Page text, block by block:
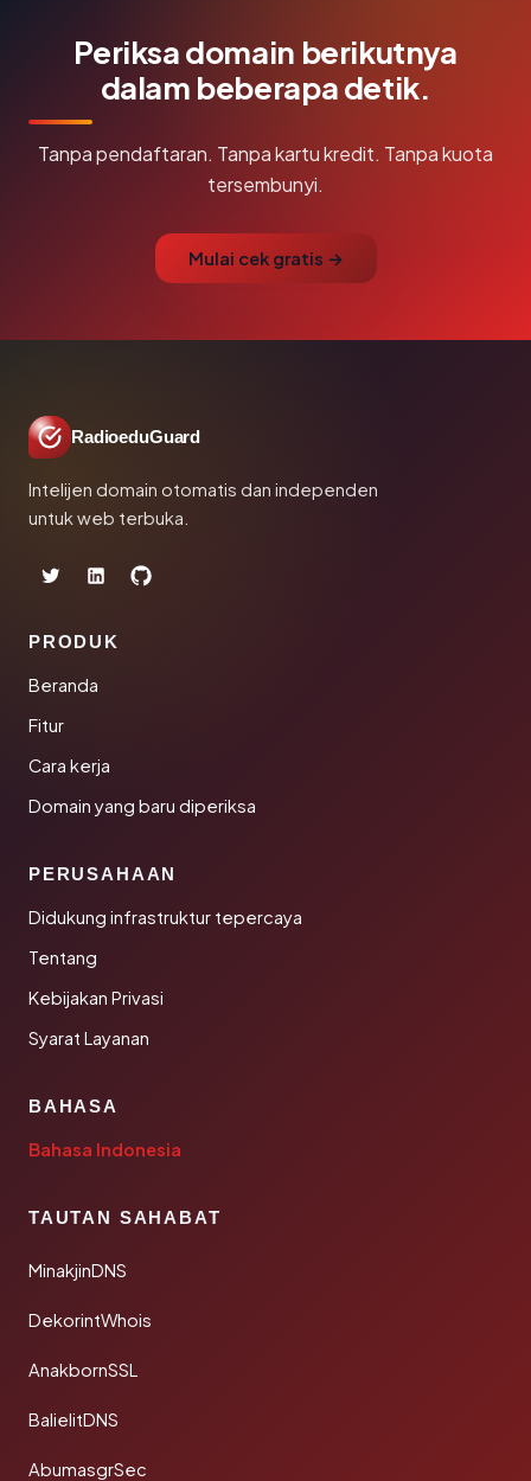
Periksa domain berikutnya
dalam beberapa detik.
Tanpa pendaftaran. Tanpa kartu kredit. Tanpa kuota
tersembunyi.
Mulai cek gratis →
RadioeduGuard
Intelijen domain otomatis dan independen
untuk web terbuka.
PRODUK
Beranda
Fitur
Cara kerja
Domain yang baru diperiksa
PERUSAHAAN
Didukung infrastruktur tepercaya
Tentang
Kebijakan Privasi
Syarat Layanan
BAHASA
Bahasa Indonesia
TAUTAN SAHABAT
MinakjinDNS
DekorintWhois
AnakbornSSL
BalielitDNS
AbumasgrSec